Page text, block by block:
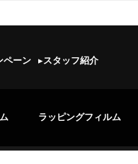
ペーン ▸スタッフ紹介
ラッピングフィルム